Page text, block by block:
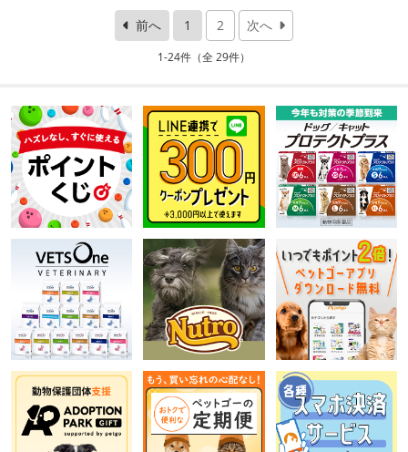
前へ 1 2 次へ
1-24件（全 29件）